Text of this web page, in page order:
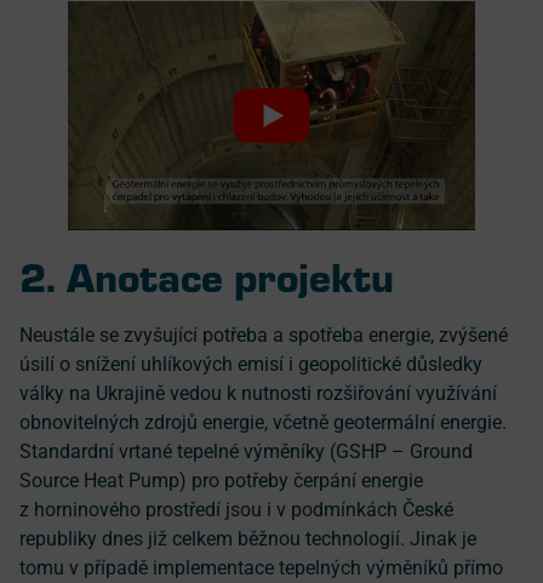
2. Anotace projektu
Neustále se zvyšující potřeba a spotřeba energie, zvýšené
úsilí o snížení uhlíkových emisí i geopolitické důsledky
války na Ukrajině vedou k nutnosti rozšiřování využívání
obnovitelných zdrojů energie, včetně geotermální energie.
Standardní vrtané tepelné výměníky (GSHP – Ground
Source Heat Pump) pro potřeby čerpání energie
z horninového prostředí jsou i v podmínkách České
republiky dnes již celkem běžnou technologií. Jinak je
tomu v případě implementace tepelných výměníků přímo